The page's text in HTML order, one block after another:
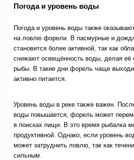
Погода и уровень воды
Погода и уровень воды также
на ловлю форели. В пасмурные и
становится более активной, так как
снижают освещённость воды, делая её
рыбы. В такие дни форель чаще
активно питается.
Уровень воды в реке также важен.
воды повышается, форель может
в поисках пищи. В это время рыбалка
продуктивной. Однако, если уровень
может затруднить ловлю, так как
сильным.